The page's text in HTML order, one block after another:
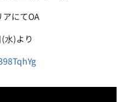
にてOA
水)より